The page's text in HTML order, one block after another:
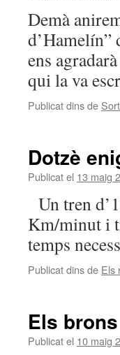
Demà
d’Hamelín”
ens
qui la va
Publicat dins de
Dotzè
Publicat el 13 maig
Un tren
Km/minut i
temps
Publicat dins de Els
Els
Publicat el 10 maig